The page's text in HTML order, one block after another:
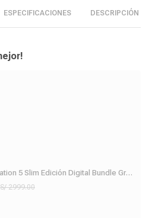
ESPECIFICACIONES DESCRIPCIÓN
5 Slim Edición Digital Bundle Gran
Bot, SSD 825GB, gráficos 4K,
S/ 2999.00